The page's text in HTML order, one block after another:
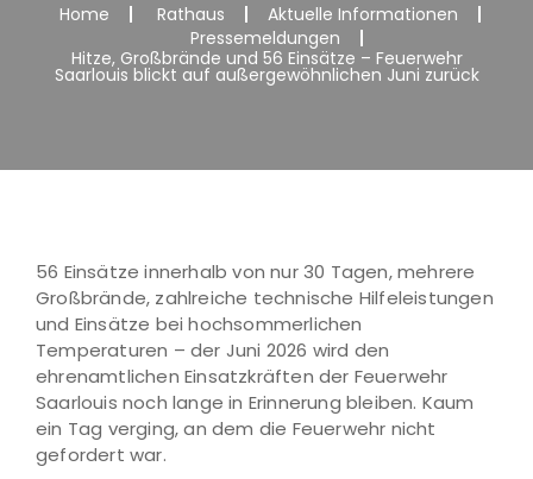
Home Rathaus
Aktuelle Informationen
Pressemeldungen
Hitze, Großbrände und 56 Einsätze – Feuerwehr
Saarlouis blickt auf außergewöhnlichen Juni zurück
56 Einsätze innerhalb von nur 30 Tagen, mehrere
Großbrände, zahlreiche technische Hilfeleistungen
und Einsätze bei hochsommerlichen
Temperaturen – der Juni 2026 wird den
ehrenamtlichen Einsatzkräften der Feuerwehr
Saarlouis noch lange in Erinnerung bleiben. Kaum
ein Tag verging, an dem die Feuerwehr nicht
gefordert war.